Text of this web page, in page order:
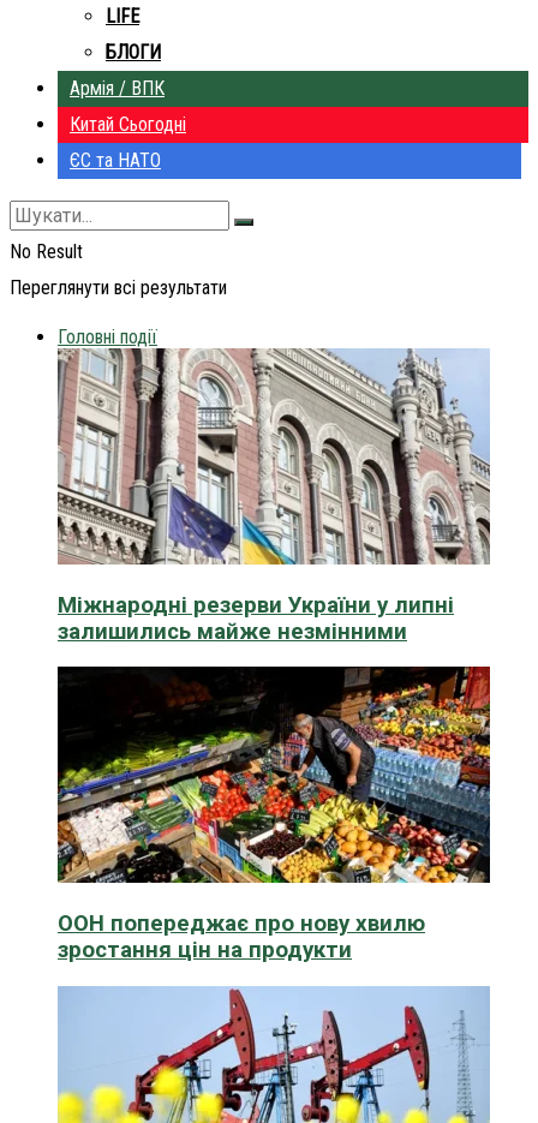
LIFE
БЛОГИ
Армія / ВПК
Китай Сьогодні
ЄС та НАТО
No Result
Переглянути всі результати
Головні події
Міжнародні резерви України у липні
залишились майже незмінними
ООН попереджає про нову хвилю
зростання цін на продукти